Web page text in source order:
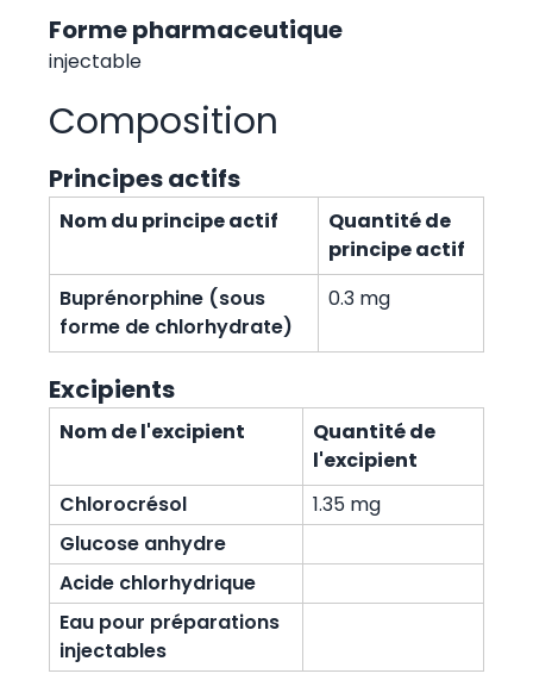
Forme pharmaceutique
injectable
Composition
Principes actifs
Nom du principe actif
Quantité de
principe actif
Buprénorphine (sous
forme de chlorhydrate)
0.3 mg
Excipients
Nom de l'excipient
Quantité de
l'excipient
Chlorocrésol
1.35 mg
Glucose anhydre
Acide chlorhydrique
Eau pour préparations
injectables